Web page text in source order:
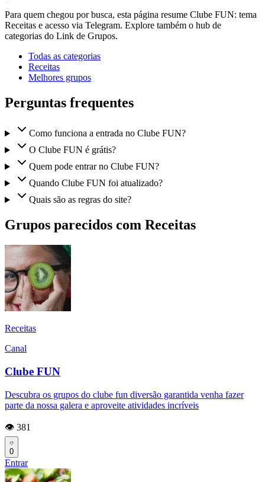
Para quem chegou por busca, esta página resume Clube FUN: tema
Receitas e acesso via Telegram. Explore também o hub de
categorias do Link de Grupos.
Todas as categorias
Receitas
Melhores grupos
Perguntas frequentes
Como funciona a entrada no Clube FUN?
O Clube FUN é grátis?
Quem pode entrar no Clube FUN?
Quando Clube FUN foi atualizado?
Quais são as regras do site?
Grupos parecidos com Receitas
Receitas
Canal
Clube FUN
Descubra os grupos do clube fun diversão garantida venha fazer
parte da nossa galera e aproveite atividades incríveis
👁️ 381
0
Entrar